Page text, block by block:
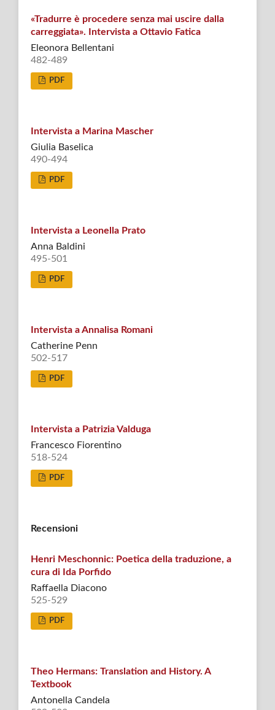
«Tradurre è procedere senza mai uscire dalla
carreggiata». Intervista a Ottavio Fatica
Eleonora Bellentani
482-489
PDF
Intervista a Marina Mascher
Giulia Baselica
490-494
PDF
Intervista a Leonella Prato
Anna Baldini
495-501
PDF
Intervista a Annalisa Romani
Catherine Penn
502-517
PDF
Intervista a Patrizia Valduga
Francesco Fiorentino
518-524
PDF
Recensioni
Henri Meschonnic: Poetica della traduzione, a
cura di Ida Porfido
Raffaella Diacono
525-529
PDF
Theo Hermans: Translation and History. A
Textbook
Antonella Candela